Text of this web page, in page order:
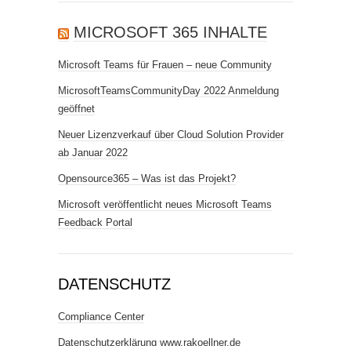
MICROSOFT 365 INHALTE
Microsoft Teams für Frauen – neue Community
MicrosoftTeamsCommunityDay 2022 Anmeldung
geöffnet
Neuer Lizenzverkauf über Cloud Solution Provider
ab Januar 2022
Opensource365 – Was ist das Projekt?
Microsoft veröffentlicht neues Microsoft Teams
Feedback Portal
DATENSCHUTZ
Compliance Center
Datenschutzerklärung www.rakoellner.de